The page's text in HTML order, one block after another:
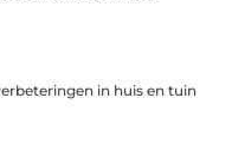
in huis en tuin